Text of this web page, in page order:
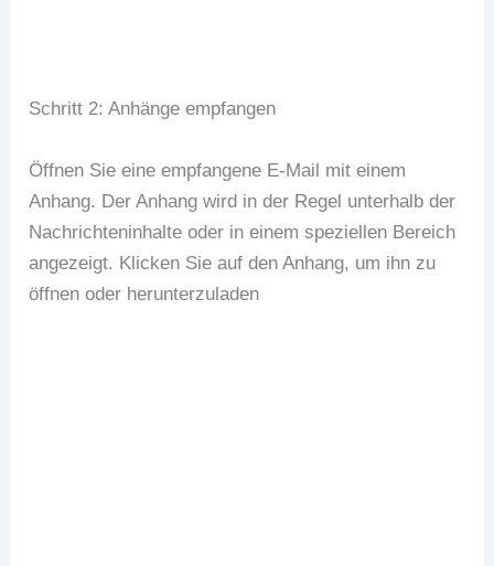
Schritt 2: Anhänge empfangen
Öffnen Sie eine empfangene E-Mail mit einem
Anhang. Der Anhang wird in der Regel unterhalb der
Nachrichteninhalte oder in einem speziellen Bereich
angezeigt. Klicken Sie auf den Anhang, um ihn zu
öffnen oder herunterzuladen